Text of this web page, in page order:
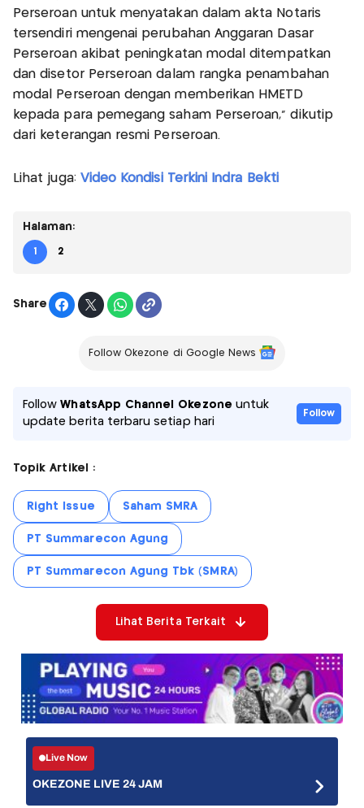
Perseroan untuk menyatakan dalam akta Notaris
tersendiri mengenai perubahan Anggaran Dasar
Perseroan akibat peningkatan modal ditempatkan
dan disetor Perseroan dalam rangka penambahan
modal Perseroan dengan memberikan HMETD
kepada para pemegang saham Perseroan," dikutip
dari keterangan resmi Perseroan.
Lihat juga: Video Kondisi Terkini Indra Bekti
Halaman:
1 2
Share
Follow Okezone di Google News
FollowWhatsApp Channel Okezone untuk
update berita terbaru setiap hari
Follow
Topik Artikel :
Right Issue Saham SMRA
PT Summarecon Agung
PT Summarecon Agung Tbk (SMRA)
Lihat Berita Terkait
Live Now
OKEZONE LIVE 24 JAM